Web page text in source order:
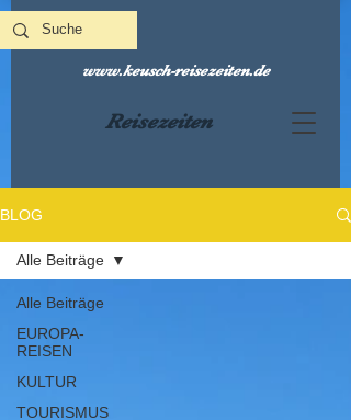
Reisezeiten
www.keusch-reisezeiten.de
BLOG
Alle Beiträge
EUROPA-
REISEN
KULTUR
TOURISMUS
Alle Beiträge